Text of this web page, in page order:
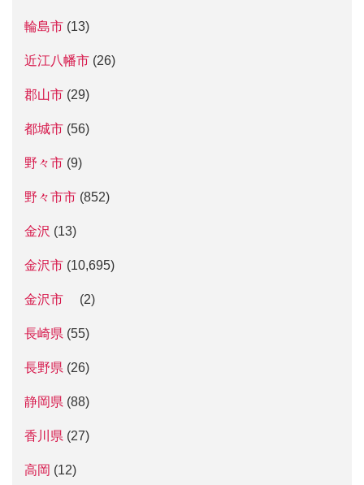
輪島市 (13)
近江八幡市 (26)
郡山市 (29)
都城市 (56)
野々市 (9)
野々市市 (852)
金沢 (13)
金沢市 (10,695)
金沢市 (2)
長崎県 (55)
長野県 (26)
静岡県 (88)
香川県 (27)
高岡 (12)